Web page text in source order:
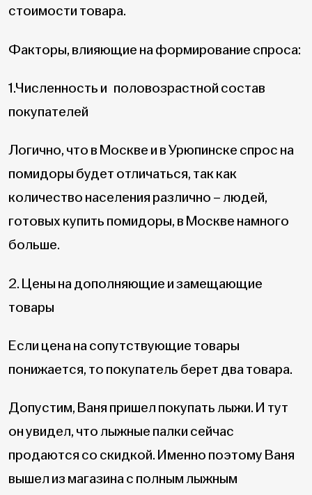
стоимости товара.
Факторы, влияющие на формирование спроса:
1.Численность и половозрастной состав
покупателей
Логично, что в Москве и в Урюпинске спрос на
помидоры будет отличаться, так как
количество населения различно – людей,
готовых купить помидоры, в Москве намного
больше.
2. Цены на дополняющие и замещающие
товары
Если цена на сопутствующие товары
понижается, то покупатель берет два товара.
Допустим, Ваня пришел покупать лыжи. И тут
он увидел, что лыжные палки сейчас
продаются со скидкой. Именно поэтому Ваня
вышел из магазина с полным лыжным